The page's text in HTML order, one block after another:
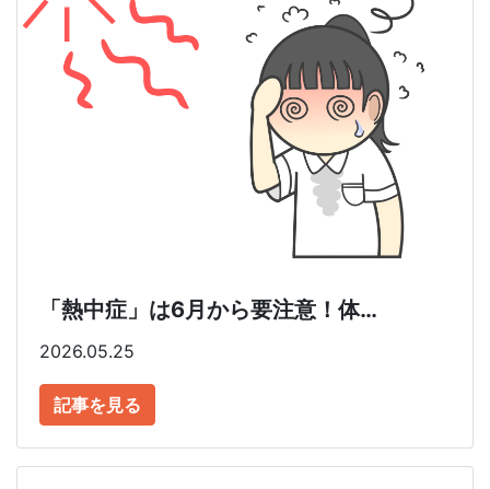
「熱中症」は6月から要注意！体…
2026.05.25
記事を見る